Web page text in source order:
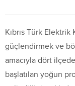
Kıbrıs Türk Elektrik
güçlendirmek ve
amacıyla dört
başlatılan yoğun